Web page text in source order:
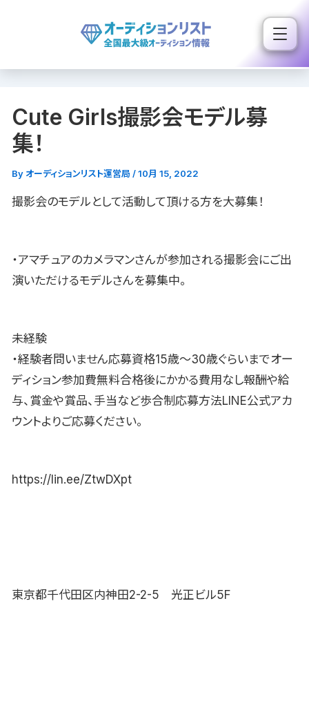
ス
Cute Girls撮影会モデル募
集！
By オーディションリスト運営局 /10月 15, 2022
撮影会のモデルとして活動して頂ける方を大募集！
・アマチュアのカメラマンさんが参加される撮影会にご出
演いただけるモデルさんを募集中。
未経験
・経験者問いません応募資格15歳〜30歳ぐらいまでオー
ディション参加費無料合格後にかかる費用なし報酬や給
与、賞金や賞品、手当など歩合制応募方法LINE公式アカ
ウントよりご応募ください。
https://lin.ee/ZtwDXpt
東京都千代田区内神田2-2-5 光正ビル5F